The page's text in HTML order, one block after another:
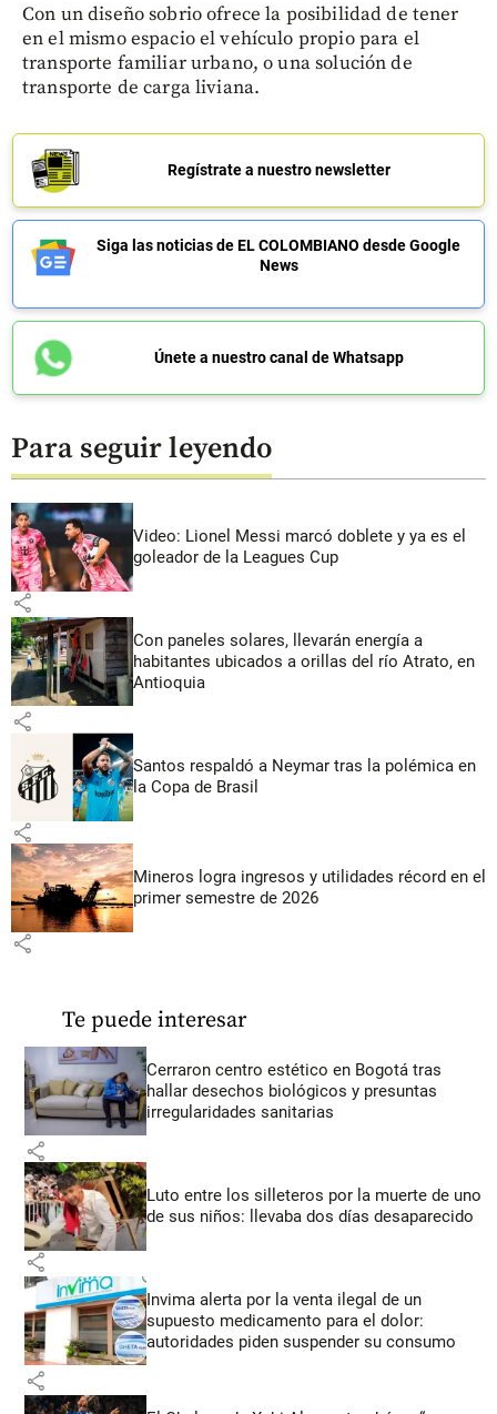
Con un diseño sobrio ofrece la posibilidad de tener
en el mismo espacio el vehículo propio para el
transporte familiar urbano, o una solución de
transporte de carga liviana.
Regístrate a nuestro newsletter
Siga las noticias de EL COLOMBIANO desde Google
News
Únete a nuestro canal de Whatsapp
Para seguir leyendo
Video: Lionel Messi marcó doblete y ya es el
goleador de la Leagues Cup
share
Con paneles solares, llevarán energía a
habitantes ubicados a orillas del río Atrato, en
Antioquia
share
Santos respaldó a Neymar tras la polémica en
la Copa de Brasil
share
Mineros logra ingresos y utilidades récord en el
primer semestre de 2026
share
Te puede interesar
Cerraron centro estético en Bogotá tras
hallar desechos biológicos y presuntas
irregularidades sanitarias
share
Luto entre los silleteros por la muerte de uno
de sus niños: llevaba dos días desaparecido
share
Invima alerta por la venta ilegal de un
supuesto medicamento para el dolor:
autoridades piden suspender su consumo
share